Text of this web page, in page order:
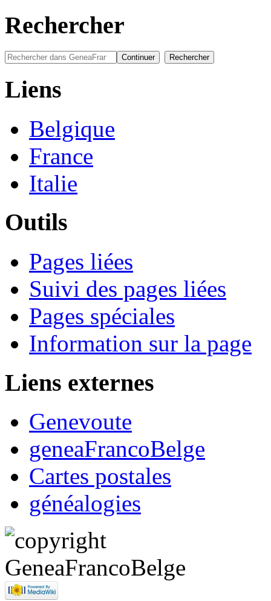
Rechercher
Liens
Belgique
France
Italie
Outils
Pages liées
Suivi des pages liées
Pages spéciales
Information sur la page
Liens externes
Genevoute
geneaFrancoBelge
Cartes postales
généalogies